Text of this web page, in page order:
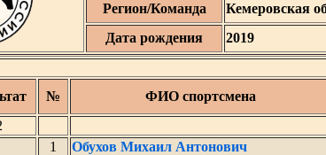
Регион/Команда
Кемеровская
Дата рождения
2019
№ ФИО спортсмена
1 Обухов Михаил Антонович